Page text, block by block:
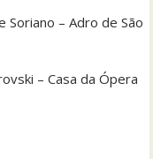
Soriano – Adro de São
– Casa da Ópera